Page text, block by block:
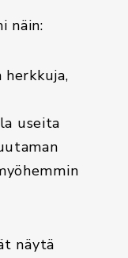
näin:
useita
näytä